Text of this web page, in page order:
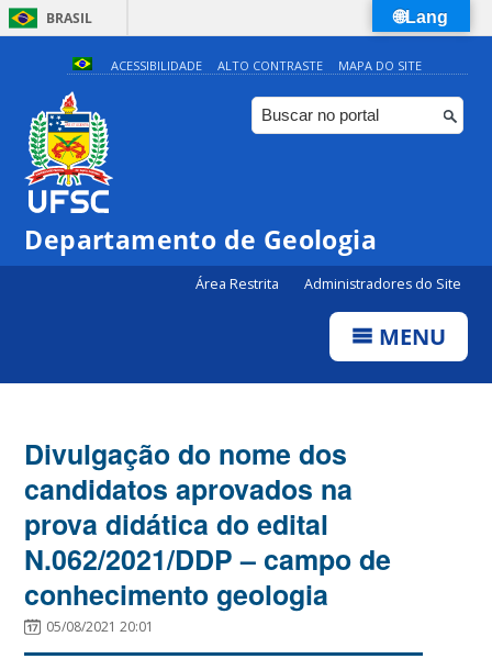
BRASIL
Simplifique!
Comunica BR
Participe
Canais
ACESSIBILIDADE ALTO CONTRASTE MAPA DO SITE
Departamento de Geologia
Área Restrita Administradores do Site
MENU
Divulgação do nome dos
candidatos aprovados na
prova didática do edital
N.062/2021/DDP – campo de
conhecimento geologia
05/08/2021 20:01
🌐Lang